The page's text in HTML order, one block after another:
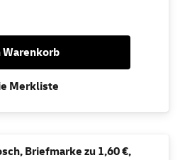
Warenkorb
Merkliste
Briefmarke zu 1,60 €,